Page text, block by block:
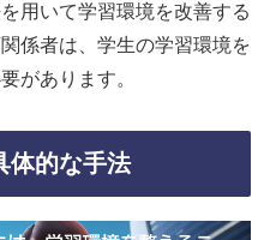
用いて学習環境を改善する
係者は、学生の学習環境を
があります。
体的な手法